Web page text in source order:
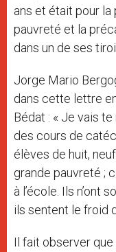
ans et était pour
pauvreté et la
dans un de ses
Jorge Mario
dans cette lettre
Bédat : « Je vais
des cours de
élèves de huit,
grande pauvreté ;
à l’école. Ils n’ont
ils sentent le froid
Il fait observer que